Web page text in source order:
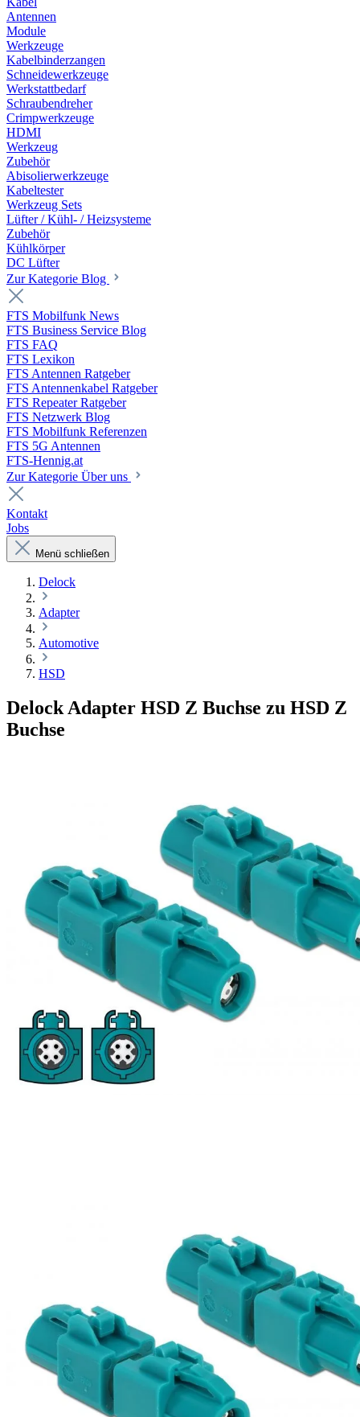
Antennen
Module
Werkzeuge
Kabelbinderzangen
Schneidewerkzeuge
Werkstattbedarf
Schraubendreher
Crimpwerkzeuge
HDMI
Werkzeug
Zubehör
Abisolierwerkzeuge
Kabeltester
Werkzeug Sets
Lüfter / Kühl- / Heizsysteme
Zubehör
Kühlkörper
DC Lüfter
Zur Kategorie Blog
FTS Mobilfunk News
FTS Business Service Blog
FTS FAQ
FTS Lexikon
FTS Antennen Ratgeber
FTS Antennenkabel Ratgeber
FTS Repeater Ratgeber
FTS Netzwerk Blog
FTS Mobilfunk Referenzen
FTS 5G Antennen
FTS-Hennig.at
Zur Kategorie Über uns
Kontakt
Jobs
Menü schließen
Delock
Adapter
Automotive
HSD
Delock Adapter HSD Z Buchse zu HSD Z
Buchse